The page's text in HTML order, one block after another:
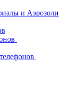
и Аэрозоли